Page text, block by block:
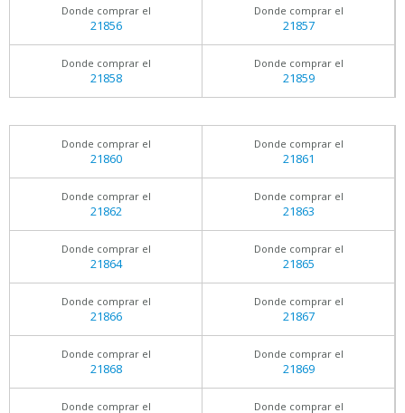
Donde comprar el
21856
Donde comprar el
21857
Donde comprar el
21858
Donde comprar el
21859
Donde comprar el
21860
Donde comprar el
21861
Donde comprar el
21862
Donde comprar el
21863
Donde comprar el
21864
Donde comprar el
21865
Donde comprar el
21866
Donde comprar el
21867
Donde comprar el
21868
Donde comprar el
21869
Donde comprar el Donde comprar el